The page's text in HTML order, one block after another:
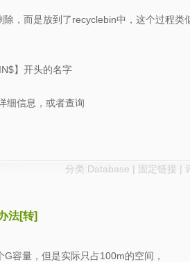
，而是放到了recyclebin中，这个过程类
】开头的名字
细信息，或者查询
分类:Database | 固定链接 |
法[转]
容量，但是实际只占100m的空间，